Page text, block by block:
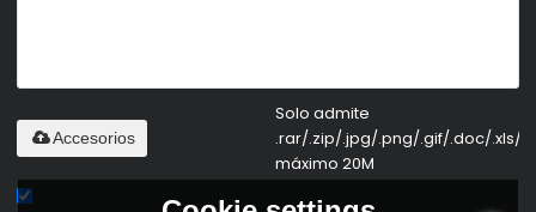
Solo admite
.rar/.zip/.jpg/.png/.gif/.doc/.xls/
máximo 20M
Accesorios